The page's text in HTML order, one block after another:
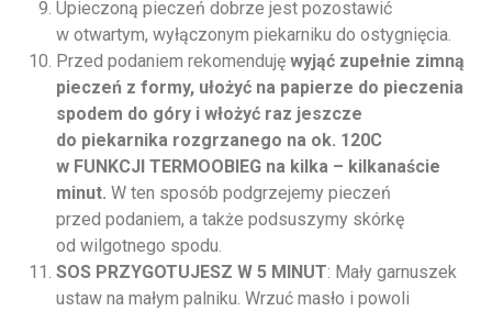
Upieczoną pieczeń dobrze jest pozostawić
w otwartym, wyłączonym piekarniku do ostygnięcia.
Przed podaniem rekomendujęwyjąć zupełnie zimną
pieczeń z formy, ułożyć na papierze do pieczenia
spodem do góry i włożyć raz jeszcze
do piekarnika rozgrzanego na ok. 120C
w FUNKCJI TERMOOBIEG na kilka – kilkanaście
minut.W ten sposób podgrzejemy pieczeń
przed podaniem, a także podsuszymy skórkę
od wilgotnego spodu.
SOS PRZYGOTUJESZ W 5 MINUT: Mały garnuszek
ustaw na małym palniku. Wrzuć masło i powoli